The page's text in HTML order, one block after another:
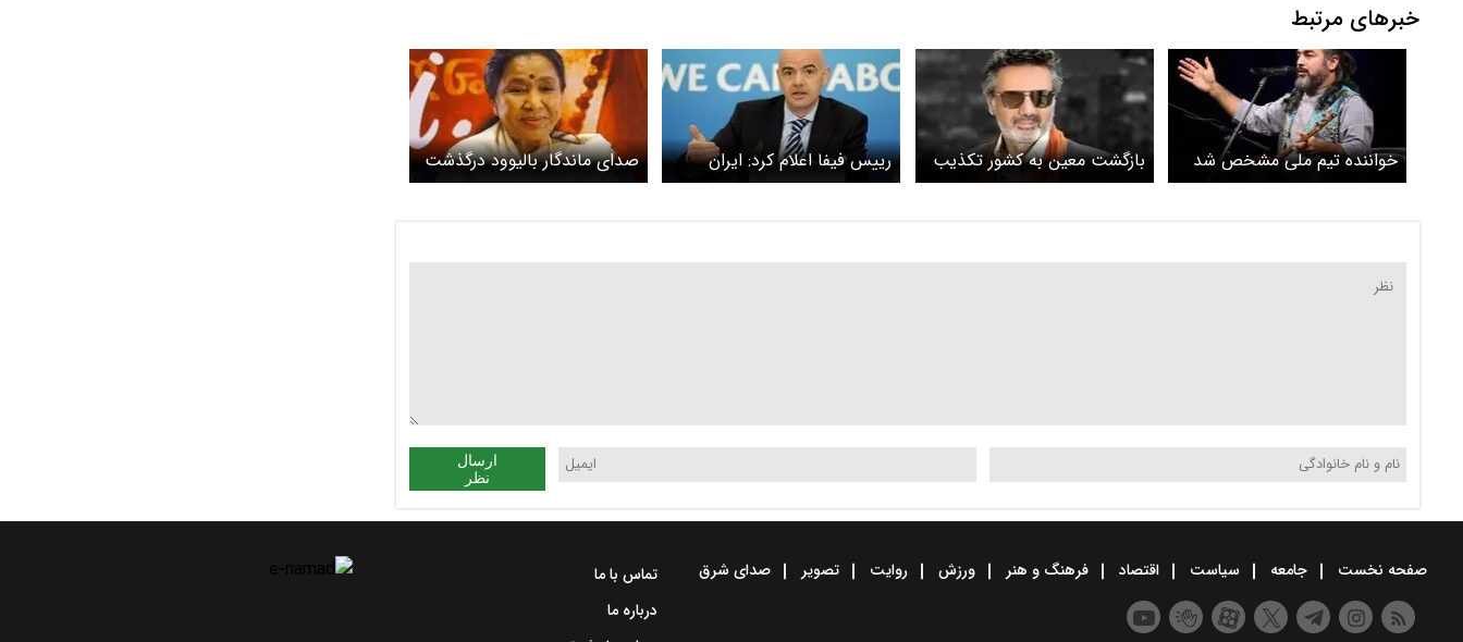
خبرهای مرتبط
خواننده تیم ملی مشخص شد
بازگشت معین به کشور تکذیب
شد
رییس فیفا اعلام کرد: ایران
قطعا در جام جهانی حضور دارد
صدای ماندگار بالیوود درگذشت
ارسال
نظر
صفحه نخست جامعه سیاست اقتصاد فرهنگ و هنر ورزش روایت تصویر صدای شرق
تماس با ما
درباره ما